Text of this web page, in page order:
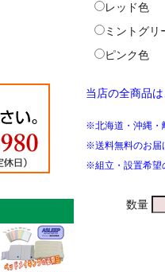
レッド色
ミントグリ
ピンク色
当店の全商品
※北海道・沖縄・
※送料無料のお届
※組立・設置希望
数量